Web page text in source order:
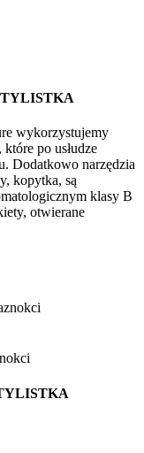
wykorzystujemy
po usłudze
Dodatkowo narzędzia
kopytka, są
klasy B
otwierane